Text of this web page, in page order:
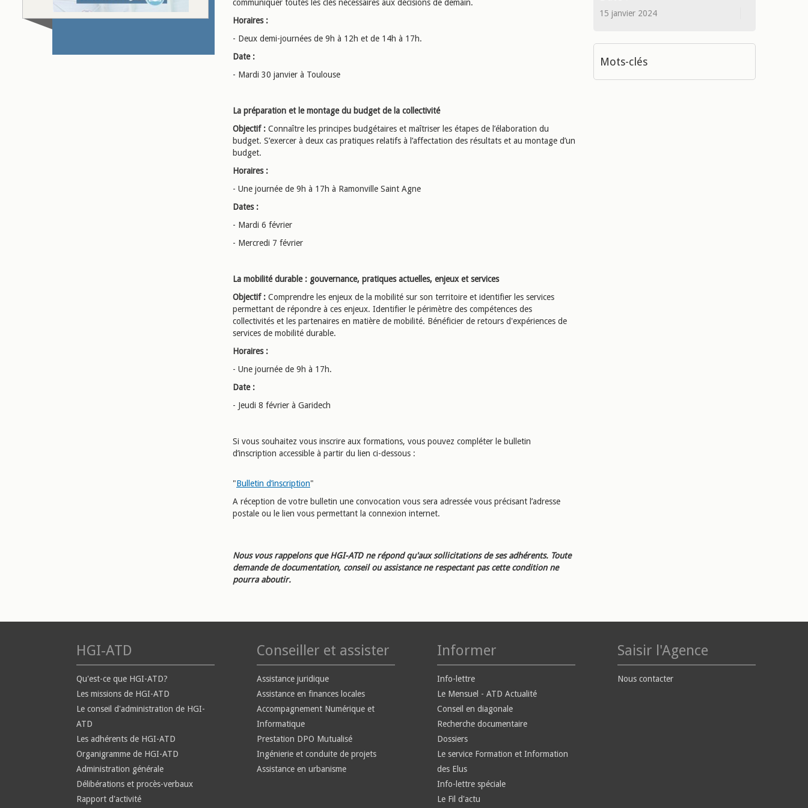
communiquer toutes les clés nécessaires aux décisions de demain.
Horaires :
- Deux demi-journées de 9h à 12h et de 14h à 17h.
Date :
- Mardi 30 janvier à Toulouse
La préparation et le montage du budget de la collectivité
Objectif : Connaître les principes budgétaires et maîtriser les étapes de l’élaboration du
budget. S’exercer à deux cas pratiques relatifs à l’affectation des résultats et au montage d’un
budget.
Horaires :
- Une journée de 9h à 17h à Ramonville Saint Agne
Dates :
- Mardi 6 février
- Mercredi 7 février
La mobilité durable : gouvernance, pratiques actuelles, enjeux et services
Objectif : Comprendre les enjeux de la mobilité sur son territoire et identifier les services
permettant de répondre à ces enjeux. Identifier le périmètre des compétences des
collectivités et les partenaires en matière de mobilité. Bénéficier de retours d'expériences de
services de mobilité durable.
Horaires :
- Une journée de 9h à 17h.
Date :
- Jeudi 8 février à Garidech
Si vous souhaitez vous inscrire aux formations, vous pouvez compléter le bulletin
d’inscription accessible à partir du lien ci-dessous :
"Bulletin d’inscription"
A réception de votre bulletin une convocation vous sera adressée vous précisant l’adresse
postale ou le lien vous permettant la connexion internet.
Nous vous rappelons que HGI-ATD ne répond qu'aux sollicitations de ses adhérents. Toute
demande de documentation, conseil ou assistance ne respectant pas cette condition ne
pourra aboutir.
15 janvier 2024
Mots-clés
HGI-ATD
Qu'est-ce que HGI-ATD?
Les missions de HGI-ATD
Le conseil d'administration de HGI-
ATD
Les adhérents de HGI-ATD
Organigramme de HGI-ATD
Administration générale
Délibérations et procès-verbaux
Rapport d'activité
Conseiller et assister
Assistance juridique
Assistance en finances locales
Accompagnement Numérique et
Informatique
Prestation DPO Mutualisé
Ingénierie et conduite de projets
Assistance en urbanisme
Informer
Info-lettre
Le Mensuel - ATD Actualité
Conseil en diagonale
Recherche documentaire
Dossiers
Le service Formation et Information
des Elus
Info-lettre spéciale
Le Fil d'actu
Saisir l'Agence
Nous contacter